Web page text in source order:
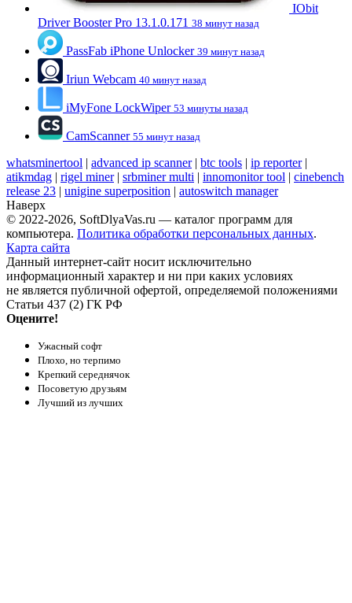
IObit
Driver Booster Pro 13.1.0.171 38 минут назад
PassFab iPhone Unlocker 39 минут назад
Iriun Webcam 40 минут назад
iMyFone LockWiper 53 минуты назад
CamScanner 55 минут назад
whatsminertool | advanced ip scanner| btc tools | ip reporter|
atikmdag | rigel miner| srbminer multi | innomonitor tool | cinebench
release 23 | unigine superposition | autoswitch manager
Наверх
© 2022-2026, SoftDlyaVas.ru — каталог программ для
компьютера. Политика обработки персональных данных.
Карта сайта
Данный интернет-сайт носит исключительно
информационный характер и ни при каких условиях
не является публичной офертой, определяемой положениями
Статьи 437 (2) ГК РФ
Оцените!
Ужасный софт
Плохо, но терпимо
Крепкий середнячок
Посоветую друзьям
Лучший из лучших